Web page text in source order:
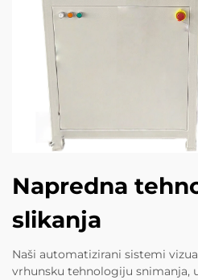
Napredna
slikanja
Naši automatizirani sistemi
vrhunsku tehnologiju snimanja,